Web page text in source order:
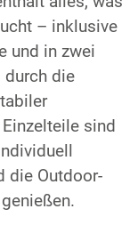
– inklusive
und in zwei
durch die
sind
die Outdoor-